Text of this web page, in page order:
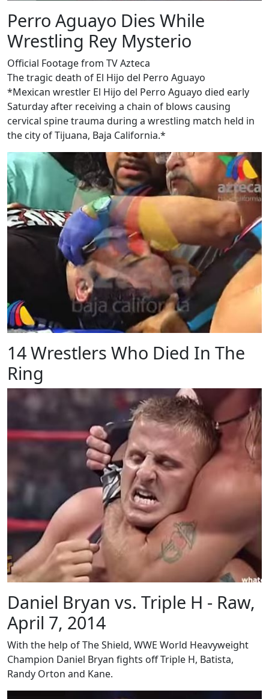
Perro Aguayo Dies While
Wrestling Rey Mysterio
Official Footage from TV Azteca
The tragic death of El Hijo del Perro Aguayo
*Mexican wrestler El Hijo del Perro Aguayo died early
Saturday after receiving a chain of blows causing
cervical spine trauma during a wrestling match held in
the city of Tijuana, Baja California.*
14 Wrestlers Who Died In The
Ring
Daniel Bryan vs. Triple H - Raw,
April 7, 2014
With the help of The Shield, WWE World Heavyweight
Champion Daniel Bryan fights off Triple H, Batista,
Randy Orton and Kane.